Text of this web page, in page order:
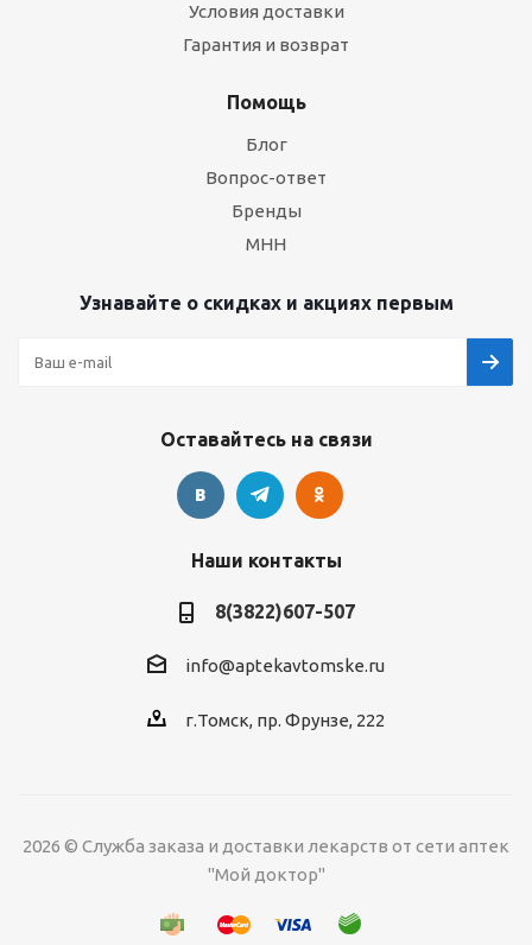
Условия доставки
Гарантия и возврат
Помощь
Блог
Вопрос-ответ
Бренды
МНН
Узнавайте о скидках и акциях первым
Оставайтесь на связи
Наши контакты
8(3822)607-507
info@aptekavtomske.ru
г.Томск, пр. Фрунзе, 222
2026 © Служба заказа и доставки лекарств от сети аптек
"Мой доктор"